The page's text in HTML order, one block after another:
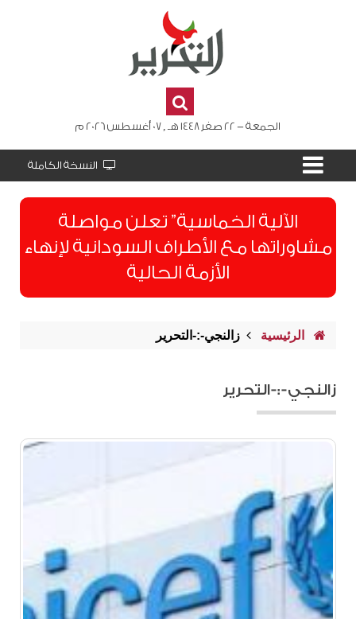
الجمعة - 22 صفر 1448 هـ , 07 أغسطس 2026 م
النسخة الكاملة
الآلية الخماسية” تعلن مواصلة
مشاوراتها مع الأطراف السودانية لإنهاء
الأزمة الحالية
الرئيسية زالنجي-:-التحرير
زالنجي-:-التحرير